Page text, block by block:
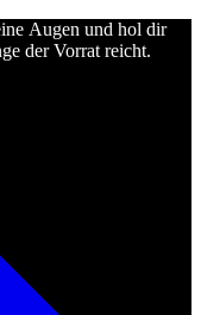
Augen und hol dir
der Vorrat reicht.